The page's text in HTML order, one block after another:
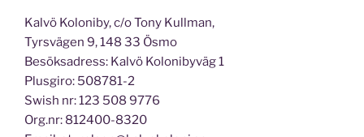
Kalvö Koloniby, c/o Tony Kullman,
Tyrsvägen 9, 148 33 Ösmo
Besöksadress: Kalvö Kolonibyväg 1
Plusgiro: 508781-2
Swish nr: 123 508 9776
Org.nr: 812400-8320